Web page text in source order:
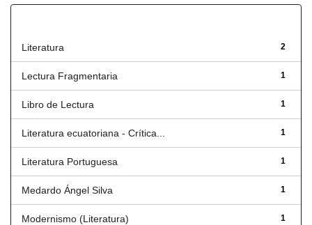
2
Literatura
1
Lectura Fragmentaria
1
Libro de Lectura
1
Literatura ecuatoriana - Crítica...
1
Literatura Portuguesa
1
Medardo Ángel Silva
1
Modernismo (Literatura)